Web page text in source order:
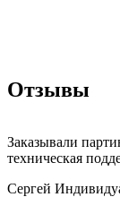
Отзывы
Заказывали
техническая
Сергей